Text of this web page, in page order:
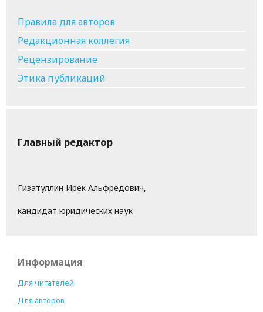
Правила для авторов
Редакционная коллегия
Рецензирование
Этика публикаций
Главный редактор
Гизатуллин Ирек Альфредович,
кандидат юридических наук
Информация
Для читателей
Для авторов